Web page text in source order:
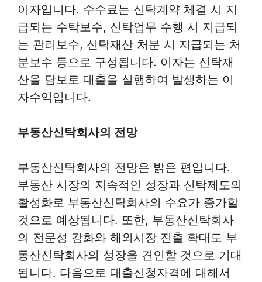
이자입니다. 수수료는 신탁계약 체결 시 지
급되는 수탁보수, 신탁업무 수행 시 지급되
는 관리보수, 신탁재산 처분 시 지급되는 처
분보수 등으로 구성됩니다. 이자는 신탁재
산을 담보로 대출을 실행하여 발생하는 이
자수익입니다.
부동산신탁회사의 전망
부동산신탁회사의 전망은 밝은 편입니다.
부동산 시장의 지속적인 성장과 신탁제도의
활성화로 부동산신탁회사의 수요가 증가할
것으로 예상됩니다. 또한, 부동산신탁회사
의 전문성 강화와 해외시장 진출 확대도 부
동산신탁회사의 성장을 견인할 것으로 기대
됩니다. 다음으로 대출신청자격에 대해서